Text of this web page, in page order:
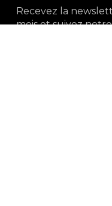
Recevez la
mois et suivez